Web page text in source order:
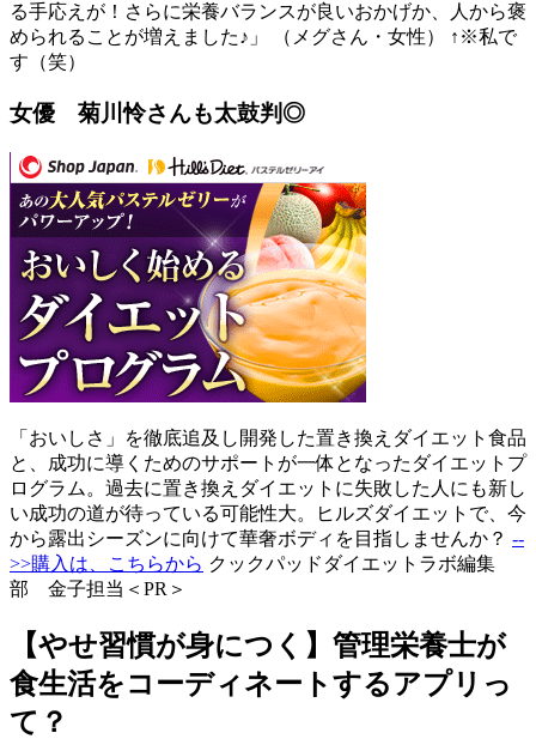
る手応えが！さらに栄養バランスが良いおかげか、人から褒
められることが増えました♪」 （メグさん・女性） ↑※私で
す（笑）
女優 菊川怜さんも太鼓判◎
「おいしさ」を徹底追及し開発した置き換えダイエット食品
と、成功に導くためのサポートが一体となったダイエットプ
ログラム。過去に置き換えダイエットに失敗した人にも新し
い成功の道が待っている可能性大。ヒルズダイエットで、今
から露出シーズンに向けて華奢ボディを目指しませんか？ --
>>購入は、こちらから クックパッドダイエットラボ編集
部 金子担当＜PR＞
【やせ習慣が身につく】管理栄養士が
食生活をコーディネートするアプリっ
て？